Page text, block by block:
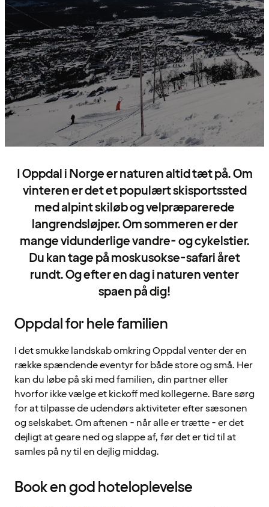
I Oppdal i Norge er naturen altid tæt på. Om
vinteren er det et populært skisportssted
med alpint skiløb og velpræparerede
langrendsløjper. Om sommeren er der
mange vidunderlige vandre- og cykelstier.
Du kan tage på moskusokse-safari året
rundt. Og efter en dag i naturen venter
spaen på dig!
Oppdal for hele familien
I det smukke landskab omkring Oppdal venter der en
række spændende eventyr for både store og små. Her
kan du løbe på ski med familien, din partner eller
hvorfor ikke vælge et kickoff med kollegerne. Bare sørg
for at tilpasse de udendørs aktiviteter efter sæsonen
og selskabet. Om aftenen - når alle er trætte - er det
dejligt at geare ned og slappe af, før det er tid til at
samles på ny til en dejlig middag.
Book en god hoteloplevelse